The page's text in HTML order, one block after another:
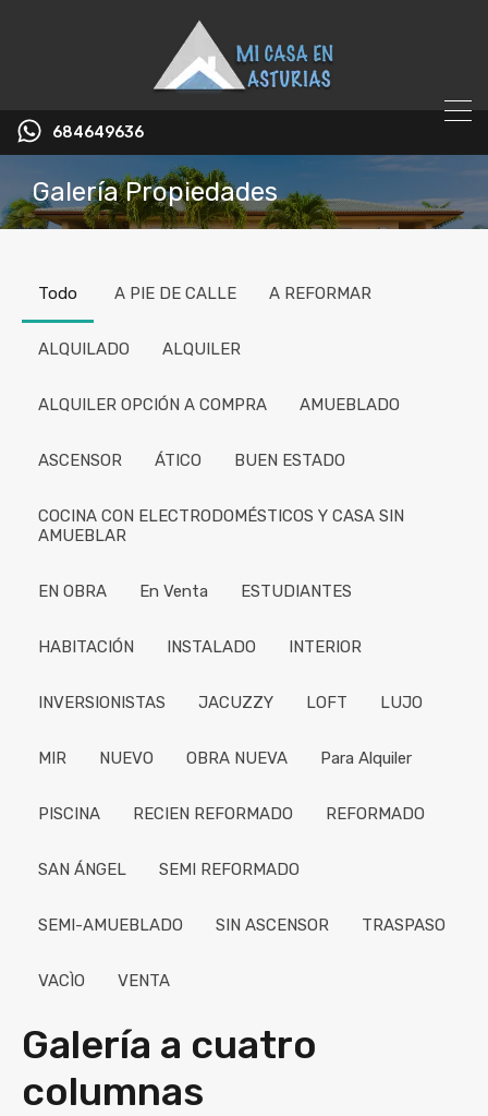
684649636
Galería Propiedades
Galería a cuatro
columnas
Todo A PIE DE CALLE A REFORMAR
ALQUILADO ALQUILER
ALQUILER OPCIÓN A COMPRA AMUEBLADO
ASCENSOR ÁTICO BUEN ESTADO
COCINA CON ELECTRODOMÉSTICOS Y CASA SIN
AMUEBLAR
EN OBRA En Venta ESTUDIANTES
HABITACIÓN INSTALADO INTERIOR
INVERSIONISTAS JACUZZY LOFT LUJO
MIR NUEVO OBRA NUEVA Para Alquiler
PISCINA RECIEN REFORMADO REFORMADO
SAN ÁNGEL SEMI REFORMADO
SEMI-AMUEBLADO SIN ASCENSOR TRASPASO
VACÌO VENTA